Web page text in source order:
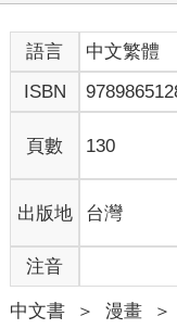
語言 中文繁體
ISBN
頁數 130
出版地 台灣
注音
中文書 ＞ 漫畫 ＞